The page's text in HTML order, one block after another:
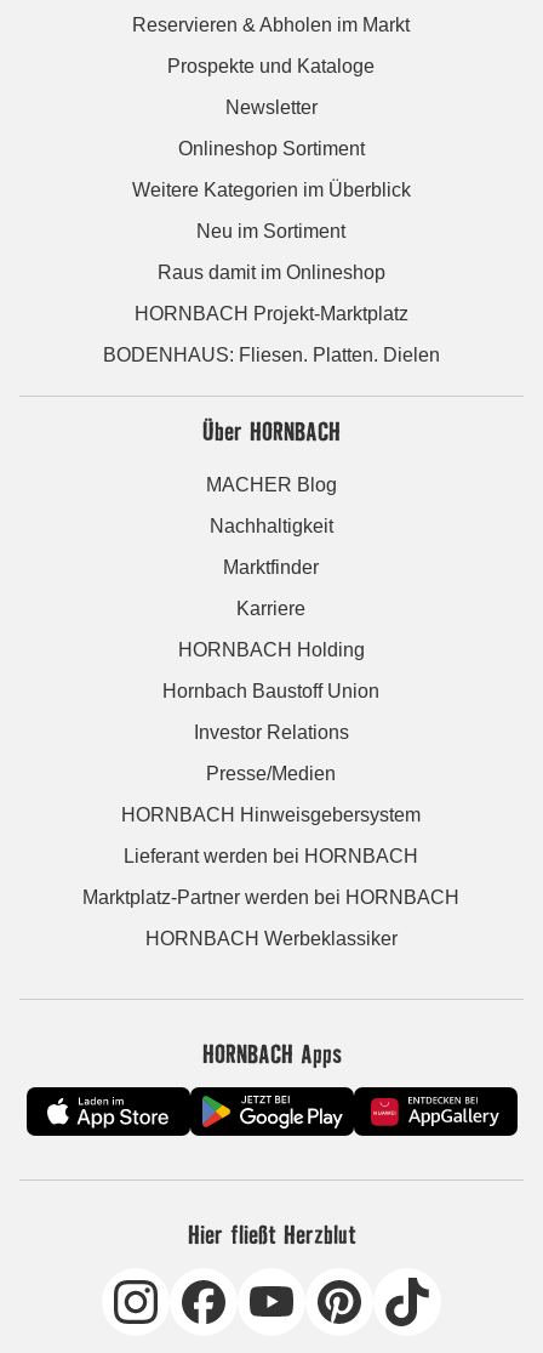
Reservieren & Abholen im Markt
Prospekte und Kataloge
Newsletter
Onlineshop Sortiment
Weitere Kategorien im Überblick
Neu im Sortiment
Raus damit im Onlineshop
HORNBACH Projekt-Marktplatz
BODENHAUS: Fliesen. Platten. Dielen
Über HORNBACH
MACHER Blog
Nachhaltigkeit
Marktfinder
Karriere
HORNBACH Holding
Hornbach Baustoff Union
Investor Relations
Presse/Medien
HORNBACH Hinweisgebersystem
Lieferant werden bei HORNBACH
Marktplatz-Partner werden bei HORNBACH
HORNBACH Werbeklassiker
HORNBACH Apps
Hier fließt Herzblut